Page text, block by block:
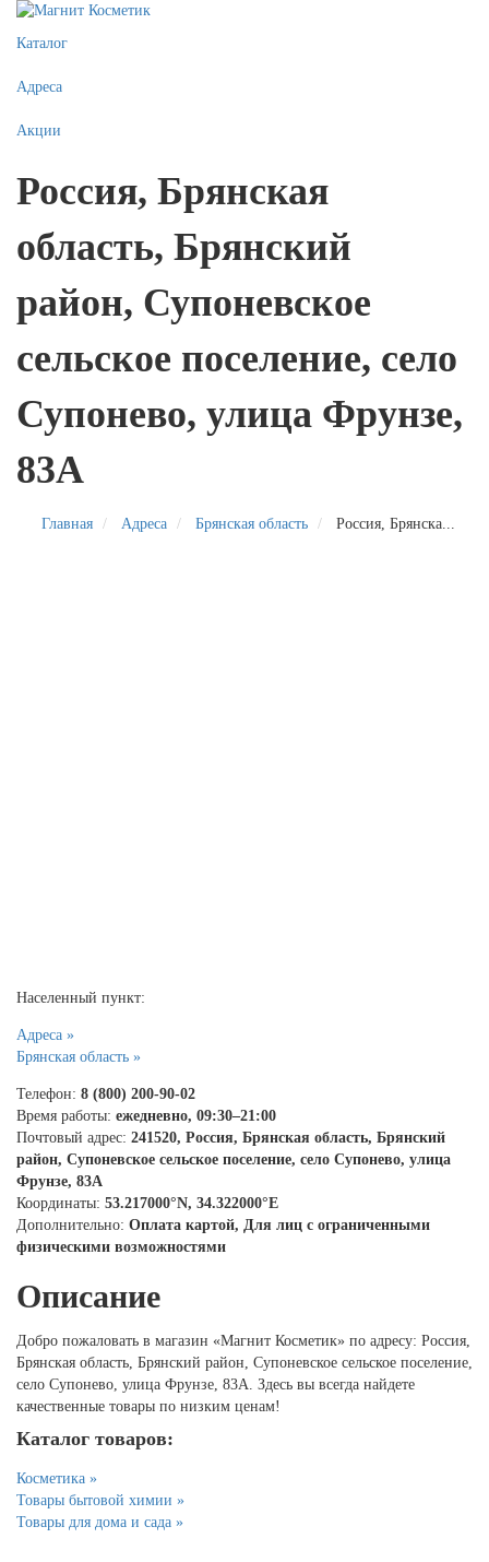
Каталог
Адреса
Акции
Россия, Брянская
область, Брянский
район, Супоневское
сельское поселение, село
Супонево, улица Фрунзе,
83А
Главная Адреса Брянская область Россия, Брянска...
Населенный пункт:
Адреса »
Брянская область »
Телефон: 8 (800) 200-90-02
Время работы: ежедневно, 09:30–21:00
Почтовый адрес: 241520, Россия, Брянская область, Брянский
район, Супоневское сельское поселение, село Супонево, улица
Фрунзе, 83А
Координаты: 53.217000°N, 34.322000°E
Дополнительно: Оплата картой, Для лиц с ограниченными
физическими возможностями
Описание
Добро пожаловать в магазин «Магнит Косметик» по адресу: Россия,
Брянская область, Брянский район, Супоневское сельское поселение,
село Супонево, улица Фрунзе, 83А. Здесь вы всегда найдете
качественные товары по низким ценам!
Каталог товаров:
Косметика »
Товары бытовой химии »
Товары для дома и сада »